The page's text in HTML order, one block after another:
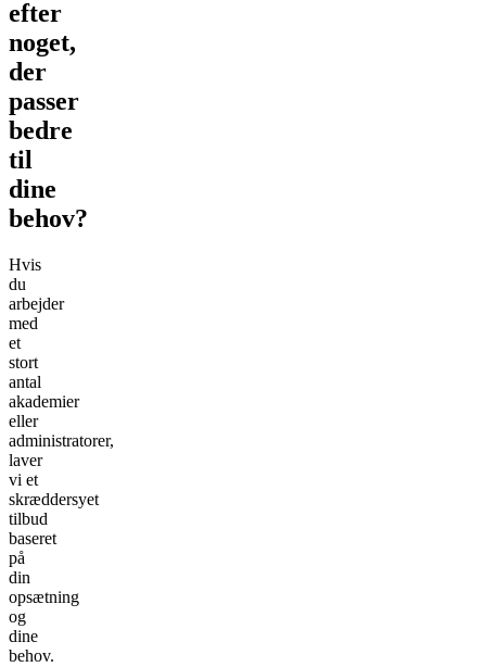
efter
noget,
der
passer
bedre
til
dine
behov?
Hvis
du
arbejder
med
et
stort
antal
akademier
eller
administratorer,
laver
vi et
skræddersyet
tilbud
baseret
på
din
opsætning
og
dine
behov.